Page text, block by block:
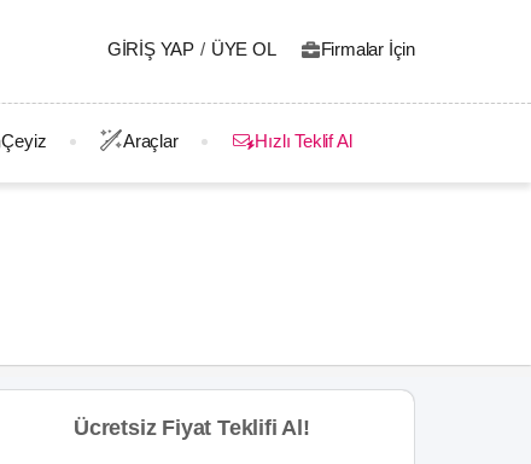
GIRIŞ YAP / ÜYE OL Firmalar İçin
Çeyiz Araçlar Hızlı Teklif Al
Ücretsiz Fiyat Teklifi Al!